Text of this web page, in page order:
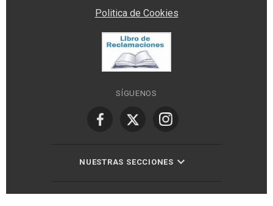
Politica de Cookies
SÍGUENOS
NUESTRAS SECCIONES